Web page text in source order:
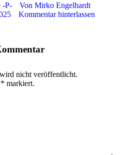
-P- Von Mirko Engelhardt
Kommentar hinterlassen
nicht veröffentlicht.
* markiert.